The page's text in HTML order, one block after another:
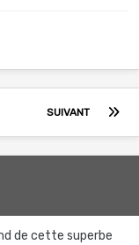
SUIVANT
de cette superbe